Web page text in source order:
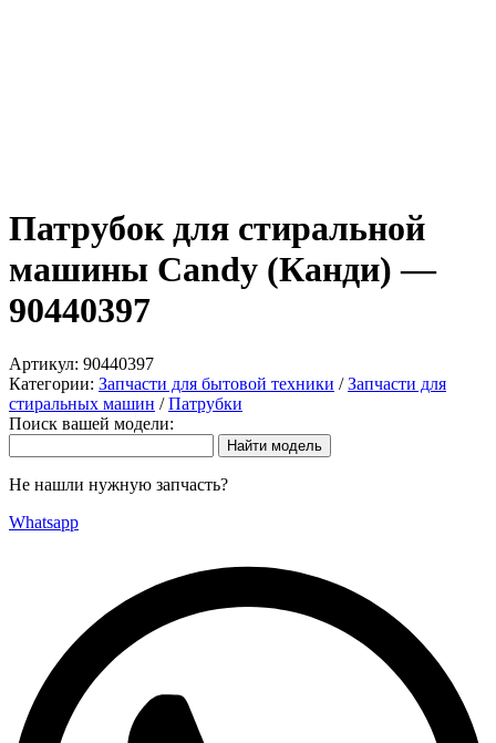
Патрубок для стиральной
машины Candy (Канди) —
90440397
Артикул: 90440397
Категории: Запчасти для бытовой техники /Запчасти для
стиральных машин /Патрубки
Поиск вашей модели:
Не нашли нужную запчасть?
Whatsapp